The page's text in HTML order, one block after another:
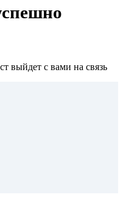
выйдет с вами на связь